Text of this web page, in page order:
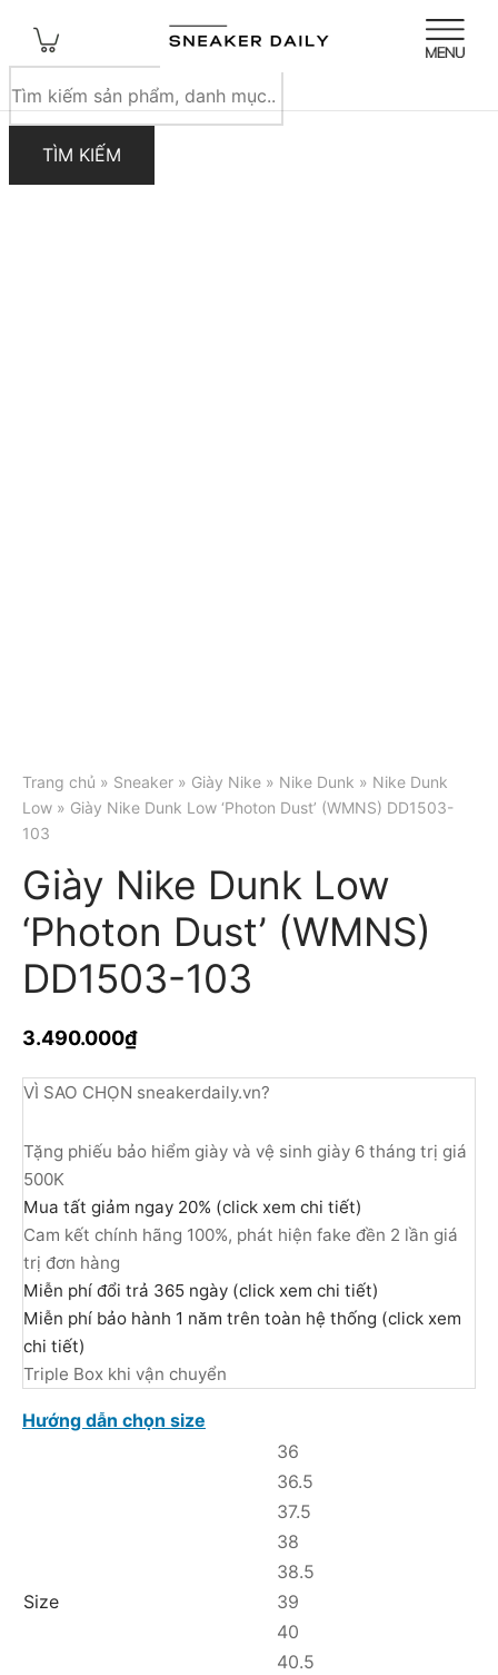
kiếm
TÌM KIẾM
Trang chủ » Sneaker » Giày Nike » Nike Dunk » Nike Dunk
Low » Giày Nike Dunk Low ‘Photon Dust’ (WMNS) DD1503-
103
Giày Nike Dunk Low
‘Photon Dust’ (WMNS)
DD1503-103
3.490.000₫
VÌ SAO CHỌN sneakerdaily.vn?
Tặng phiếu bảo hiểm giày và vệ sinh giày 6 tháng trị giá
500K
Mua tất giảm ngay 20% (click xem chi tiết)
Cam kết chính hãng 100%, phát hiện fake đền 2 lần giá
trị đơn hàng
Miễn phí đổi trả 365 ngày (click xem chi tiết)
Miễn phí bảo hành 1 năm trên toàn hệ thống (click xem
chi tiết)
Triple Box khi vận chuyển
Hướng dẫn chọn size
Size
36
36.5
37.5
38
38.5
39
40
40.5